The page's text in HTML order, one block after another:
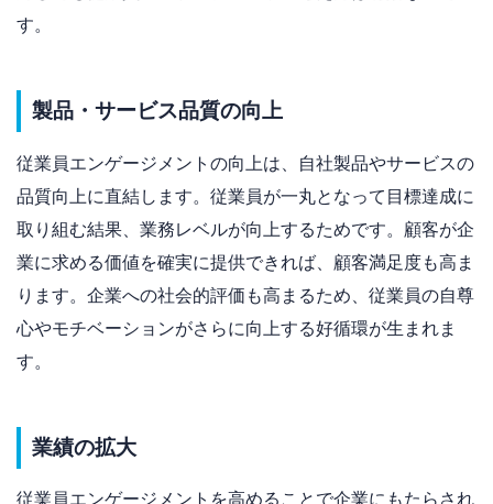
す。
製品・サービス品質の向上
従業員エンゲージメントの向上は、自社製品やサービスの
品質向上に直結します。従業員が一丸となって目標達成に
取り組む結果、業務レベルが向上するためです。顧客が企
業に求める価値を確実に提供できれば、顧客満足度も高ま
ります。企業への社会的評価も高まるため、従業員の自尊
心やモチベーションがさらに向上する好循環が生まれま
す。
業績の拡大
従業員エンゲージメントを高めることで企業にもたらされ